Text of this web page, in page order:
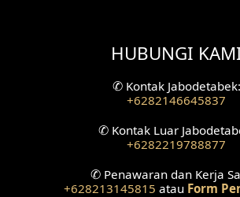
HUBUNGI
✆Kontak Jabodetabek:
+6282146645837
✆Kontak Luar
+6282219788877
✆ Penawaran dan Kerja
+628213145815 atau Form